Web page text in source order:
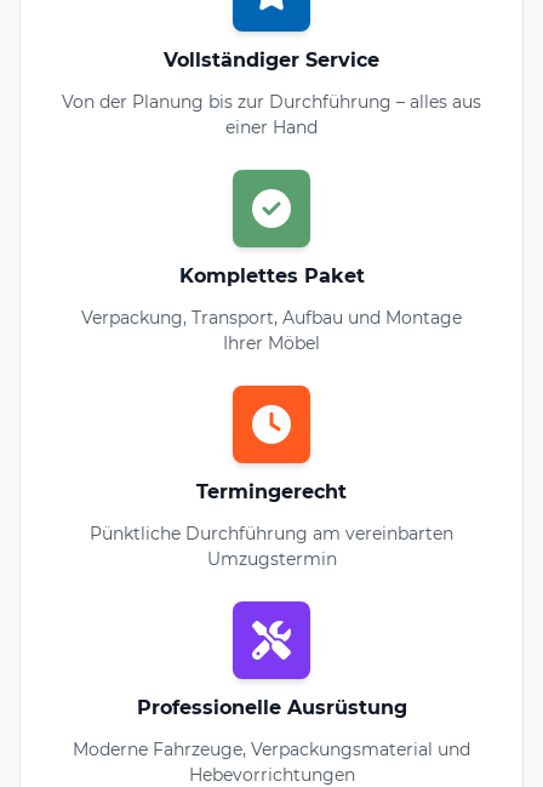
Vollständiger Service
Von der Planung bis zur Durchführung – alles aus
einer Hand
Komplettes Paket
Verpackung, Transport, Aufbau und Montage
Ihrer Möbel
Termingerecht
Pünktliche Durchführung am vereinbarten
Umzugstermin
Professionelle Ausrüstung
Moderne Fahrzeuge, Verpackungsmaterial und
Hebevorrichtungen